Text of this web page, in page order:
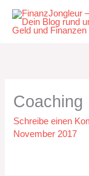
Inhalt
springen
Coaching
Schreibe einen
November 2017